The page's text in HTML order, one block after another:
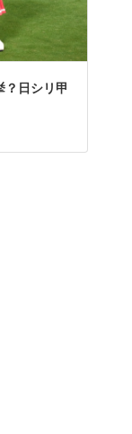
？日シリ甲